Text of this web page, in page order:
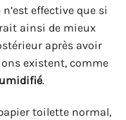
effective que si
ainsi de mieux
après avoir
existent, comme
.
toilette normal,